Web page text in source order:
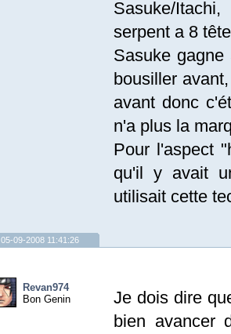
Sasuke/
serpent a 8
Sasuke
bousiller
avant donc
n'a plus la
Pour l'aspect
qu'il y avait
utilisait cette
05-09-2008 11:41:26
Revan974
Bon Genin
Je dois dire
bien avancer